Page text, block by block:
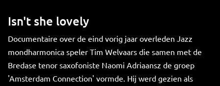
Isn't she lovely
Documentaire over de eind vorig jaar overleden Jazz
mondharmonica speler Tim Welvaars die samen met de
Bredase tenor saxofoniste Naomi Adriaansz de groep
'Amsterdam Connection' vormde. Hij werd gezien als